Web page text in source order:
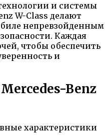
и системы
W-Class делают
непревзойденным
Каждая
чтобы обеспечить
и
Benz
характеристики